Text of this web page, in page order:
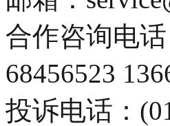
合作咨询电
68456523
投诉电话：